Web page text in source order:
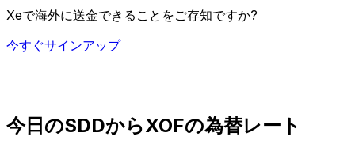
Xeで海外に送金できることをご存知ですか?
今すぐサインアップ
今日のSDDからXOFの為替レート